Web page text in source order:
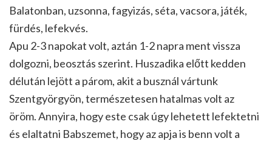
Balatonban, uzsonna, fagyizás, séta, vacsora, játék,
fürdés, lefekvés.
Apu 2-3 napokat volt, aztán 1-2 napra ment vissza
dolgozni, beosztás szerint. Huszadika előtt kedden
délután lejött a párom, akit a busznál vártunk
Szentgyörgyön, természetesen hatalmas volt az
öröm. Annyira, hogy este csak úgy lehetett lefektetni
és elaltatni Babszemet, hogy az apja is benn volt a